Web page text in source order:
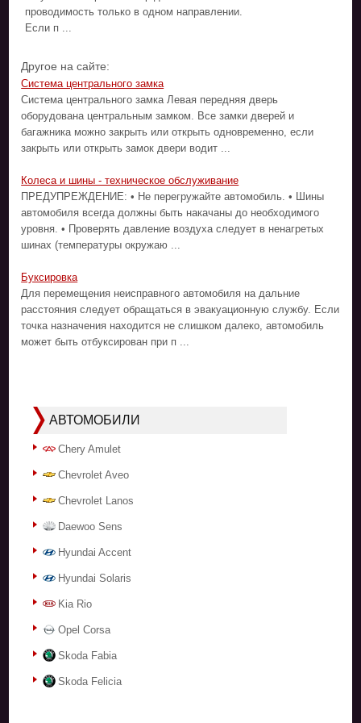
проводимость только в одном направлении.
Если п ...
Другое на сайте:
Система центрального замка
Система центрального замка Левая передняя дверь
оборудована центральным замком. Все замки дверей и
багажника можно закрыть или открыть одновременно, если
закрыть или открыть замок двери водит ...
Колеса и шины - техническое обслуживание
ПРЕДУПРЕЖДЕНИЕ: • Не перегружайте автомобиль. • Шины
автомобиля всегда должны быть накачаны до необходимого
уровня. • Проверять давление воздуха следует в ненагретых
шинах (температуры окружаю ...
Буксировка
Для перемещения неисправного автомобиля на дальние
расстояния следует обращаться в эвакуационную службу. Если
точка назначения находится не слишком далеко, автомобиль
может быть отбуксирован при п ...
АВТОМОБИЛИ
Chery Amulet
Chevrolet Aveo
Chevrolet Lanos
Daewoo Sens
Hyundai Accent
Hyundai Solaris
Kia Rio
Opel Corsa
Skoda Fabia
Skoda Felicia